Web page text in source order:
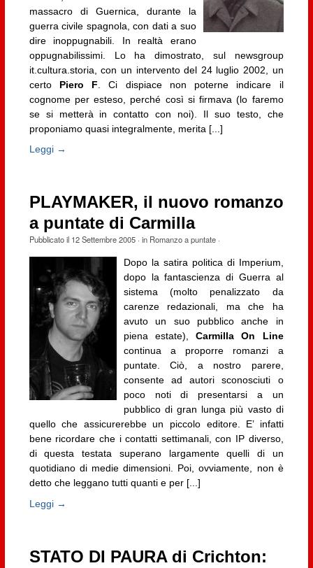
massacro di Guernica, durante la
guerra civile spagnola, con dati a suo
dire inoppugnabili. In realtà erano
oppugnabilissimi. Lo ha dimostrato, sul newsgroup
it.cultura.storia, con un intervento del 24 luglio 2002, un
certo Piero F . Ci dispiace non poterne indicare il
cognome per esteso, perché così si firmava (lo faremo
se si metterà in contatto con noi). Il suo testo, che
proponiamo quasi integralmente, merita [...]
Leggi →
PLAYMAKER, il nuovo romanzo
a puntate di Carmilla
Pubblicato il 12 Settembre 2005· in Romanzo a puntate·
Dopo la satira politica di Imperium,
dopo la fantascienza di Guerra al
sistema (molto penalizzato da
carenze redazionali, ma che ha
avuto un suo pubblico anche in
piena estate),Carmilla On Line
continua a proporre romanzi a
puntate. Ciò, a nostro parere,
consente ad autori sconosciuti o
poco noti di presentarsi a un
pubblico di gran lunga più vasto di
quello che assicurerebbe un piccolo editore. E’ infatti
bene ricordare che i contatti settimanali, con IP diverso,
di questa testata superano largamente quelli di un
quotidiano di medie dimensioni. Poi, ovviamente, non è
detto che leggano tutti quanti e per [...]
Leggi →
STATO DI PAURA di Crichton: